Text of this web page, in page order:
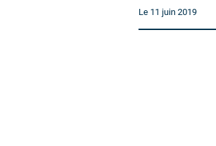
Le 11 juin 2019